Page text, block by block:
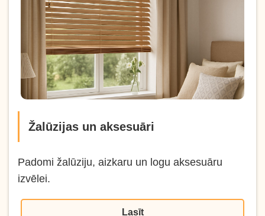
Žalūzijas un aksesuāri
Padomi žalūziju, aizkaru un logu aksesuāru
izvēlei.
Lasīt